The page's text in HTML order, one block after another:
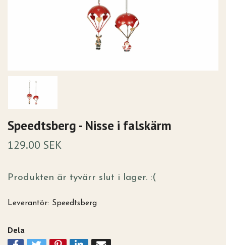
Speedtsberg - Nisse i falskärm
129.00 SEK
Produkten är tyvärr slut i lager. :(
Leverantör: Speedtsberg
Dela